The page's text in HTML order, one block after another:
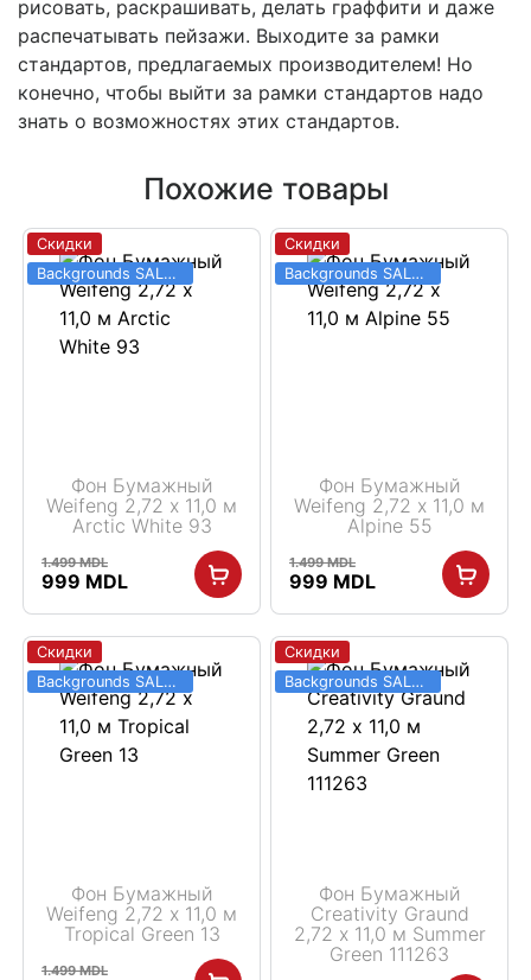
рисовать, раскрашивать, делать граффити и даже
распечатывать пейзажи. Выходите за рамки
стандартов, предлагаемых производителем! Но
конечно, чтобы выйти за рамки стандартов надо
знать о возможностях этих стандартов.
Похожие товары
Скидки
Backgrounds SALE 03.06 - 31.08
Фон Бумажный
Weifeng 2,72 х 11,0 м
Arctic White 93
1.499MDL
Первоначальная
1.499 MDL.
999 MDL Текущая
Скидки
Backgrounds SALE 03.06 - 31.08
Фон Бумажный
Weifeng 2,72 х 11,0 м
Alpine 55
1.499MDL
Первоначальная
1.499 MDL.
999 MDL Текущая
Скидки
Backgrounds SALE 03.06 - 31.08
Фон Бумажный
Weifeng 2,72 х 11,0 м
Tropical Green 13
1.499MDL
Скидки
Backgrounds SALE 03.06 - 31.08
Фон Бумажный
Creativity Graund
2,72 х 11,0 м Summer
Green 111263